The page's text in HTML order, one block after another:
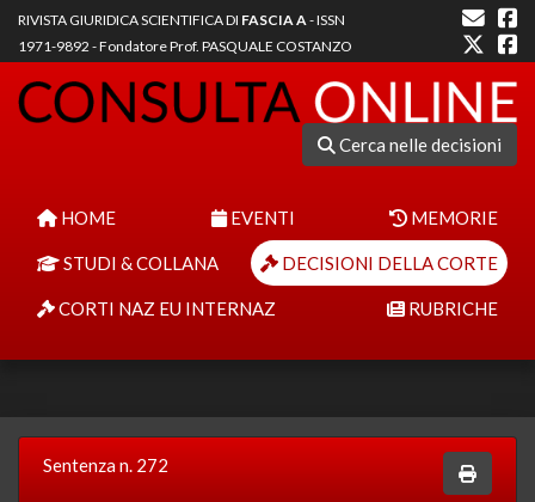
RIVISTA GIURIDICA SCIENTIFICA DI FASCIA A- ISSN
1971-9892 - Fondatore Prof. PASQUALE COSTANZO
Cerca nelle decisioni
HOME EVENTI MEMORIE
STUDI & COLLANA DECISIONI DELLA CORTE
CORTI NAZ EU INTERNAZ RUBRICHE
Sentenza n. 272